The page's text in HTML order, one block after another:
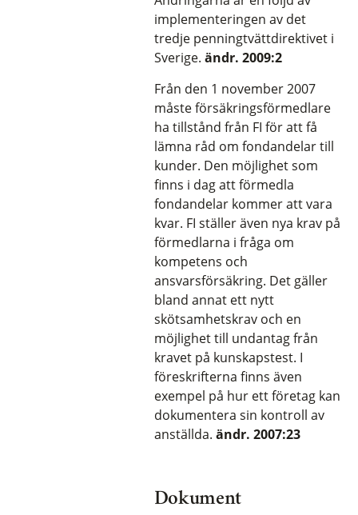
implementeringen av det
tredje penningtvättdirektivet i
Sverige. ändr. 2009:2
Från den 1 november 2007
måste försäkringsförmedlare
ha tillstånd från FI för att få
lämna råd om fondandelar till
kunder. Den möjlighet som
finns i dag att förmedla
fondandelar kommer att vara
kvar. FI ställer även nya krav på
förmedlarna i fråga om
kompetens och
ansvarsförsäkring. Det gäller
bland annat ett nytt
skötsamhetskrav och en
möjlighet till undantag från
kravet på kunskapstest. I
föreskrifterna finns även
exempel på hur ett företag kan
dokumentera sin kontroll av
anställda. ändr. 2007:23
Dokument